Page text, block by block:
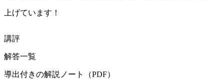
上げています！
講評
解答一覧
導出付きの解説ノート（PDF）